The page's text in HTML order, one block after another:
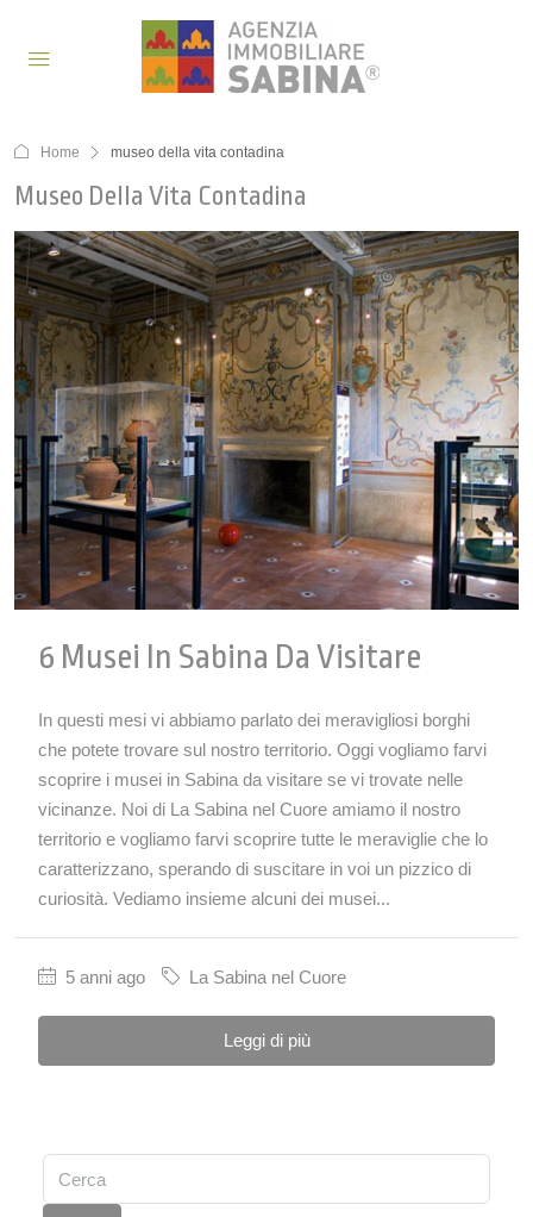
Home museo della vita contadina
Museo Della Vita Contadina
6 Musei In Sabina Da Visitare
In questi mesi vi abbiamo parlato dei meravigliosi borghi
che potete trovare sul nostro territorio. Oggi vogliamo farvi
scoprire i musei in Sabina da visitare se vi trovate nelle
vicinanze. Noi di La Sabina nel Cuore amiamo il nostro
territorio e vogliamo farvi scoprire tutte le meraviglie che lo
caratterizzano, sperando di suscitare in voi un pizzico di
curiosità. Vediamo insieme alcuni dei musei...
5 anni ago La Sabina nel Cuore
Leggi di più